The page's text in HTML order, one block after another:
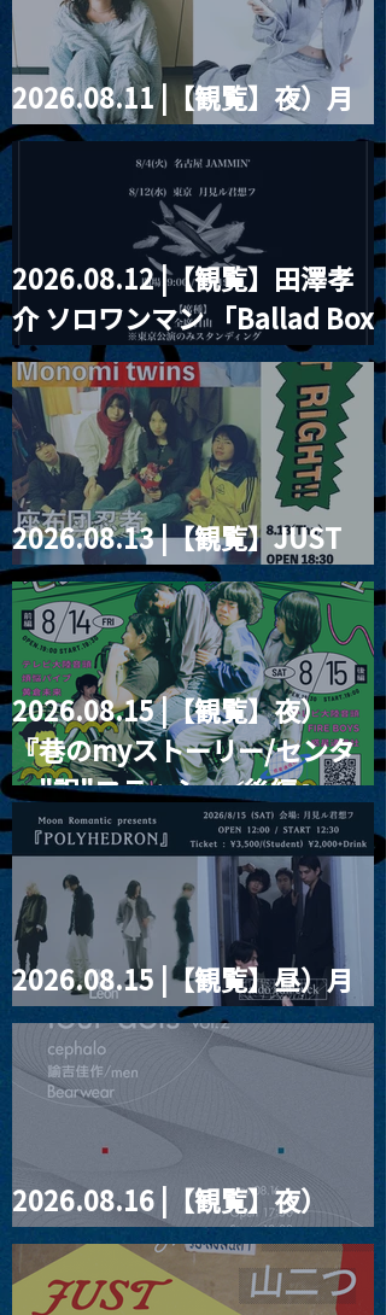
2026.08.11 |【観覧】夜）月
見ル君想フpre. Sugar Shock
2026.08.12 |【観覧】田澤孝
介 ソロワンマン 「Ballad Box
2026」
2026.08.13 |【観覧】JUST
RIGHT!! vol.26
2026.08.15 |【観覧】夜）
『巷のmyストーリー/センタ
ー"訳"フラッシュ⚡️後編』
2026.08.15 |【観覧】昼）月
見ルpre.『POLYHEDRON』
2026.08.16 |【観覧】夜）
four dots vol.2